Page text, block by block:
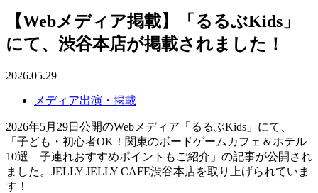
【Webメディア掲載】「るるぶKids」
にて、渋谷本店が掲載されました！
2026.05.29
メディア出演・掲載
2026年5月29日公開のWebメディア「るるぶKids」にて、
「子ども・初心者OK！関東のボードゲームカフェ＆ホテル
10選 子連れおすすめポイントもご紹介」の記事が公開され
ました。JELLY JELLY CAFE渋谷本店を取り上げられていま
す！